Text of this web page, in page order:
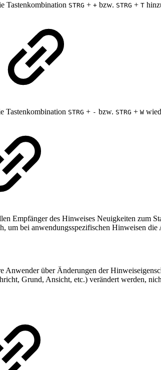
Tastenkombination STRG + + bzw. STRG + T
Tastenkombination STRG + - bzw. STRG + W
Empfänger des Hinweises Neuigkeiten zum
um bei anwendungsspezifischen Hinweisen
Anwender über Änderungen der
Grund, Ansicht, etc.) verändert werden,